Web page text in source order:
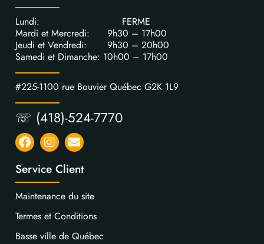
Lundi: FERME
Mardi et Mercredi: 9h30 – 17h00
Jeudi et Vendredi: 9h30 – 20h00
Samedi et Dimanche: 10h00 – 17h00
#225-1100 rue Bouvier Québec G2K 1L9
☏ (418)-524-7770
Service Client
Maintenance du site
Termes et Conditions
Basse ville de Québec